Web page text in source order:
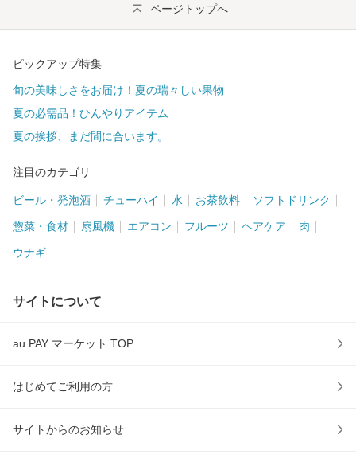
ページトップへ
ピックアップ特集
旬の美味しさをお届け！夏の瑞々しい果物
夏の必需品！ひんやりアイテム
夏の挨拶、まだ間に合います。
注目のカテゴリ
ビール・発泡酒 チューハイ 水 お茶飲料 ソフトドリンク
惣菜・食材 扇風機 エアコン フルーツ ヘアケア 肉
ウナギ
サイトについて
au PAY マーケット TOP
はじめてご利用の方
サイトからのお知らせ